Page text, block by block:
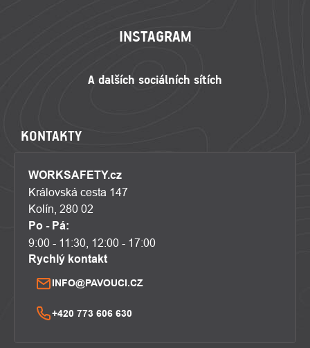
INSTAGRAM
KONTAKTY
WORKSAFETY.cz
Královská cesta 147
Kolín, 280 02
Po - Pá:
9:00 - 11:30, 12:00 - 17:00
Rychlý kontakt
INFO@PAVOUCI.CZ
+420 773 606 630